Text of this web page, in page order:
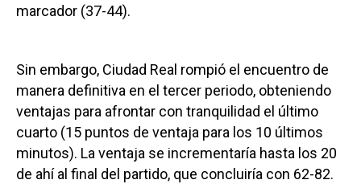
marcador (37-44).
Sin embargo, Ciudad Real rompió el encuentro de
manera definitiva en el tercer periodo, obteniendo
ventajas para afrontar con tranquilidad el último
cuarto (15 puntos de ventaja para los 10 últimos
minutos). La ventaja se incrementaría hasta los 20
de ahí al final del partido, que concluiría con 62-82.